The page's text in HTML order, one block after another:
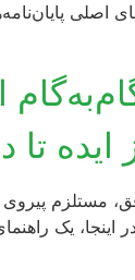
اصلی
ایده تا
مستلزم
اینجا، یک